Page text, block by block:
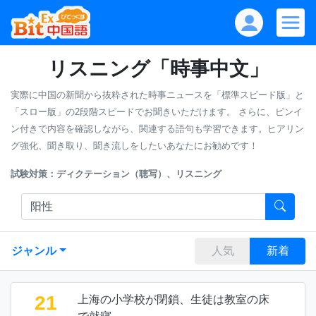
リスニング「時事中文」
実際に中国の新聞から抜粋された時事ニュースを「標準スピード版」と
「スロー版」の2段階スピードでお聞きいただけます。
さらに、ピンイ
ン付きで内容を確認しながら、関連する語句も学習できます。ヒアリン
グ強化、聞き取り、聞き流しをしたいあなたにお勧めです！
試験対策：ディクテーション（聴写）、リスニング
ジャンル 人気 新着
21
上海の小学校が閉鎖、生徒は教室の床